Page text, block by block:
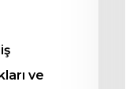
ve